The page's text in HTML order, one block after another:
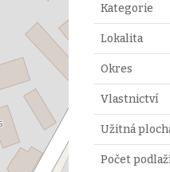
Kategorie
Lokalita
Okres
Vlastnictví
Užitná
Počet